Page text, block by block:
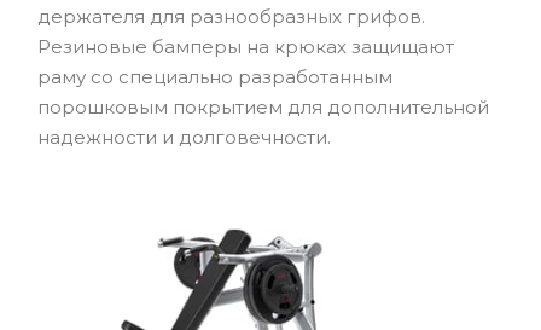
держателя для разнообразных грифов.
Резиновые бамперы на крюках защищают
раму со специально разработанным
порошковым покрытием для дополнительной
надежности и долговечности.